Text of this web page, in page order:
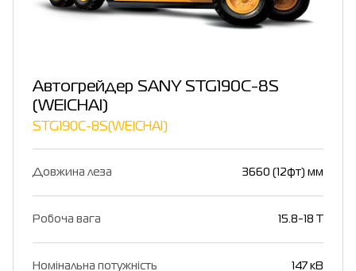
Автогрейдер SANY STG190C-8S
(WEICHAI)
STG190C-8S(WEICHAI)
Довжина леза 3660 (12фт) мм
Робоча вага 15.8-18 T
Номінальна потужність 147 кВ